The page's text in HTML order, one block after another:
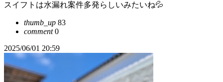
スイフトは水漏れ案件多発らしいみたいね💦
thumb_up 83
comment0
2025/06/01 20:59